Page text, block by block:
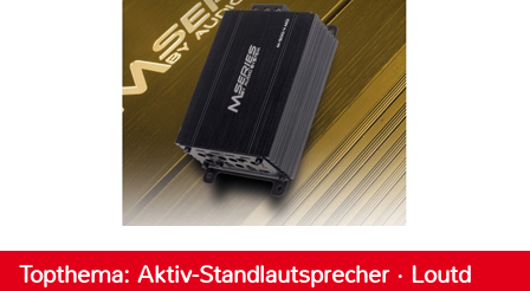
Topthema: Aktiv-Standlautsprecher · Loutd